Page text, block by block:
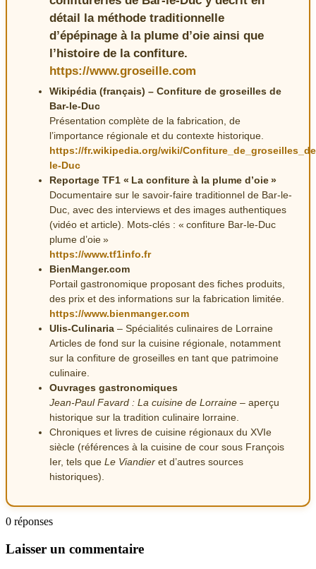
détail la méthode traditionnelle
d’épépinage à la plume d’oie ainsi que
l’histoire de la confiture.
https://www.groseille.com
Wikipédia (français) – Confiture de groseilles de
Bar-le-Duc
Présentation complète de la fabrication, de
l’importance régionale et du contexte historique.
https://fr.wikipedia.org/wiki/
le-Duc
Reportage TF1 « La confiture à la plume d’oie »
Documentaire sur le savoir-faire traditionnel de Bar-le-
Duc, avec des interviews et des images authentiques
(vidéo et article). Mots-clés : « confiture Bar-le-Duc
plume d’oie »
https://www.tf1info.fr
BienManger.com
Portail gastronomique proposant des fiches produits,
des prix et des informations sur la fabrication limitée.
https://www.bienmanger.com
Ulis-Culinaria – Spécialités culinaires de Lorraine
Articles de fond sur la cuisine régionale, notamment
sur la confiture de groseilles en tant que patrimoine
culinaire.
Ouvrages gastronomiques
Jean-Paul Favard : La cuisine de Lorraine – aperçu
historique sur la tradition culinaire lorraine.
Chroniques et livres de cuisine régionaux du XVIe
siècle (références à la cuisine de cour sous François
Ier, tels que Le Viandier et d’autres sources
historiques).
0 réponses
Laisser un commentaire